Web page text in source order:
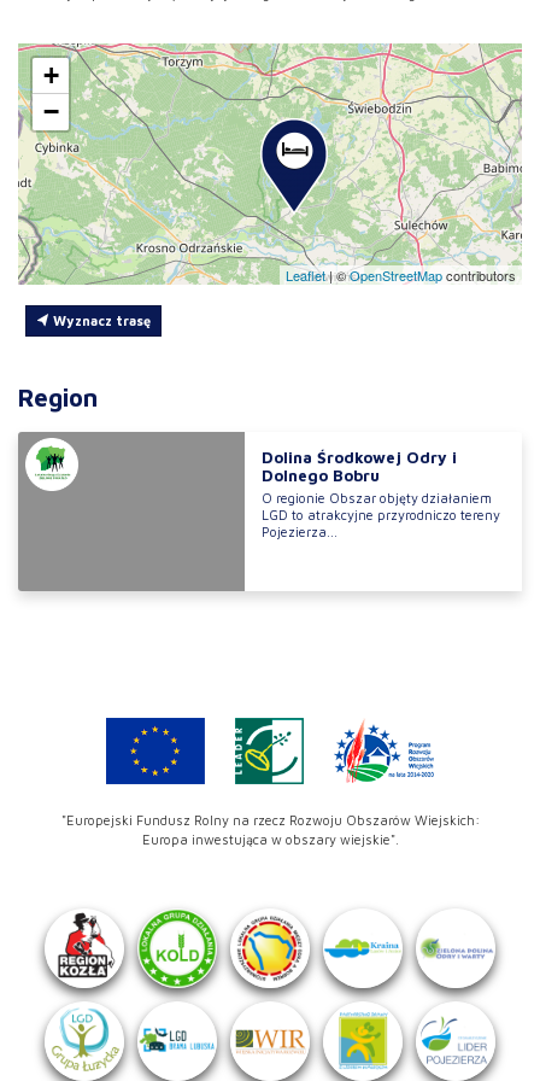
+
−
Leaflet|©OpenStreetMapcontributors
Wyznacz trasę
Region
Dolina Środkowej Odry i
Dolnego Bobru
O regionie Obszar objęty działaniem
LGD to atrakcyjne przyrodniczo tereny
Pojezierza...
"Europejski Fundusz Rolny na rzecz Rozwoju Obszarów Wiejskich:
Europa inwestująca w obszary wiejskie".